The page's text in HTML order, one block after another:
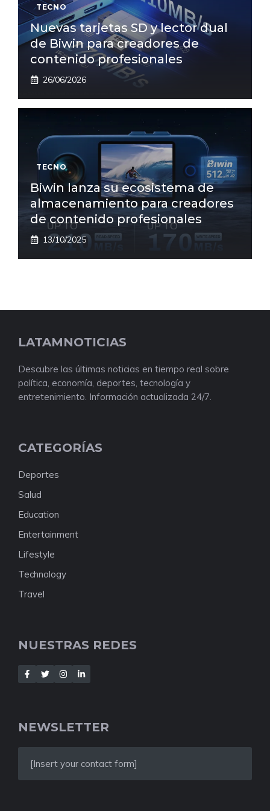
TECNO
Nuevas tarjetas SD y lector dual
de Biwin para creadores de
contenido profesionales
26/06/2026
TECNO
Biwin lanza su ecosistema de
almacenamiento para creadores
de contenido profesionales
13/10/2025
LATAMNOTICIAS
Descubre las últimas noticias en tiempo real sobre
política, economía, deportes, tecnología y
entretenimiento. Información actualizada 24/7.
CATEGORÍAS
Deportes
Salud
Education
Entertainment
Lifestyle
Technology
Travel
NUESTRAS REDES
NEWSLETTER
[Insert your contact form]